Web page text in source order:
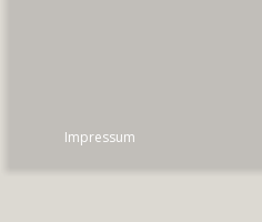
Impressum